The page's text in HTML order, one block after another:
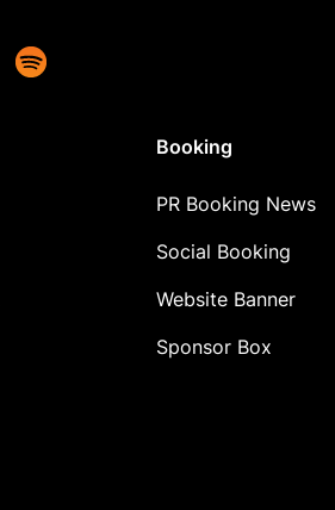
Booking
PR Booking News
Social Booking
Website Banner
Sponsor Box